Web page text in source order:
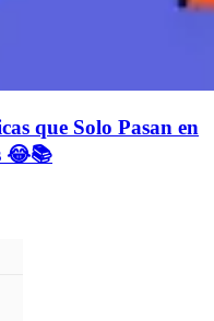
que Solo Pasan en
😂📚